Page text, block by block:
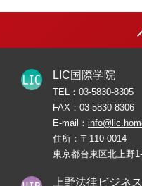
LIC国際学院
TEL： 03-5830-8305
FAX： 03-5830-8306
E-mail：
住所：〒110-0014
東京都台東区北上野
上野法律ビジネ